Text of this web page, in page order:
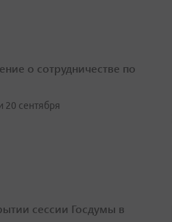
о сотрудничестве по
сентября
сессии Госдумы в